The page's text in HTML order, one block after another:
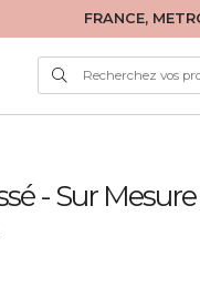
FRANCE,
- Sur